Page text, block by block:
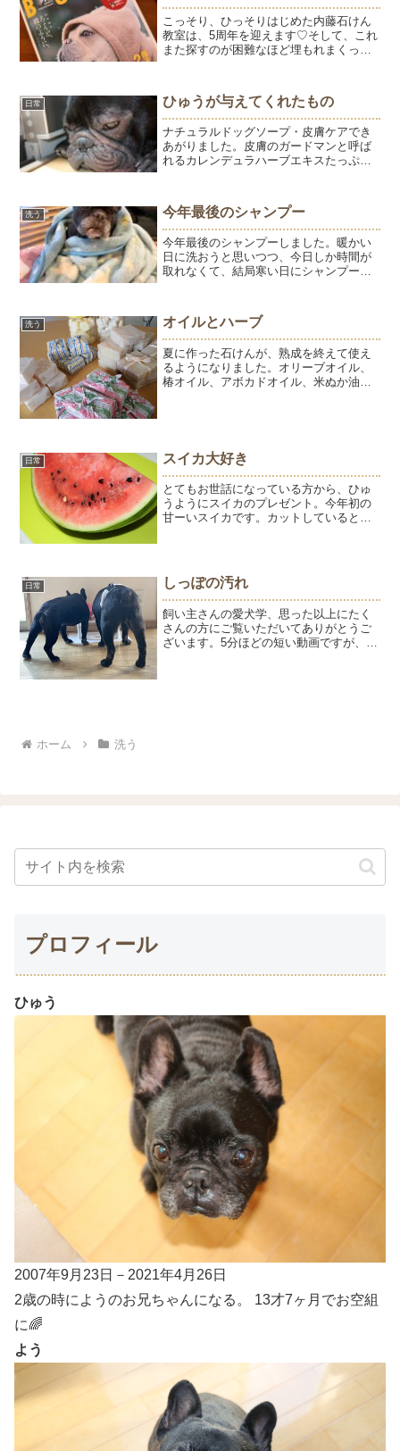
こっそり、ひっそりはじめた内藤石けん
教室は、5周年を迎えます♡そして、これ
また探すのが困難なほど埋もれまくって
している教室とショップですが、ご縁が
あって次号3月27日...
日常 ひゅうが与えてくれたもの
ナチュラルドッグソープ・皮膚ケアでき
あがりました。皮膚のガードマンと呼ば
れるカレンデュラハーブエキスたっぷり
ょっと。レシピを書き溜めたノートは4冊
目、レシピ数は450...
洗う 今年最後のシャンプー
今年最後のシャンプーしました。暖かい
日に洗おうと思いつつ、今日しか時間が
取れなくて、結局寒い日にシャンプーす
葉を使ったのも何十年ぶりって感じで
す。
洗う オイルとハーブ
夏に作った石けんが、熟成を終えて使え
るようになりました。オリーブオイル、
椿オイル、アボカドオイル、米ぬか油の
日常 スイカ大好き
とてもお世話になっている方から、ひゅ
うようにスイカのプレゼント。今年初の
甘ーいスイカです。カットしていると、
いに気づいて、一足...
日常 しっぽの汚れ
飼い主さんの愛犬学、思った以上にたく
さんの方にご覧いただいてありがとうご
ざいます。5分ほどの短い動画ですが、作
ホーム 洗う
プロフィール
ひゅう
2007年9月23日－2021年4月26日
2歳の時にようのお兄ちゃんになる。 13才7ヶ月でお空組
に🌈
よう